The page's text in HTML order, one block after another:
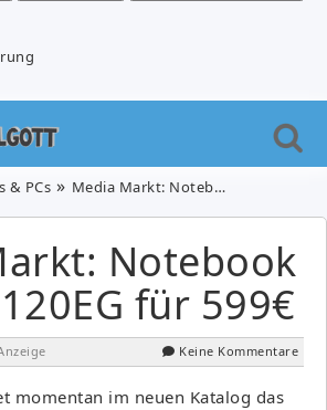
& PCs Media Markt: Notebook HP G72-120EG für 599€
Notebook
für 599€
Keine Kommentare
momentan im neuen Katalog das